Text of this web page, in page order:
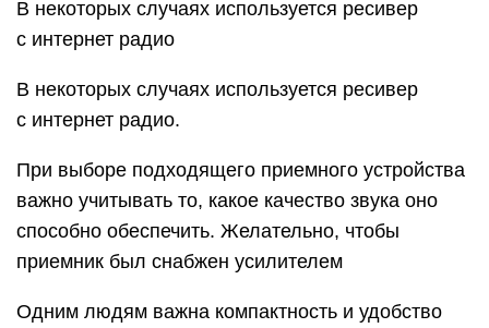
В некоторых случаях используется ресивер
с интернет радио
В некоторых случаях используется ресивер
с интернет радио.
При выборе подходящего приемного устройства
важно учитывать то, какое качество звука оно
способно обеспечить. Желательно, чтобы
приемник был снабжен усилителем
Одним людям важна компактность и удобство